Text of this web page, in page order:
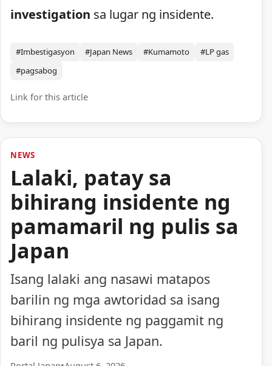
investigation sa lugar ng insidente.
#Imbestigasyon #Japan News #Kumamoto
#LP gas
#pagsabog
Link for this article
NEWS
Lalaki, patay sa
bihirang insidente ng
pamamaril ng pulis sa
Japan
Isang lalaki ang nasawi matapos
barilin ng mga awtoridad sa isang
bihirang insidente ng paggamit ng
baril ng pulisya sa Japan.